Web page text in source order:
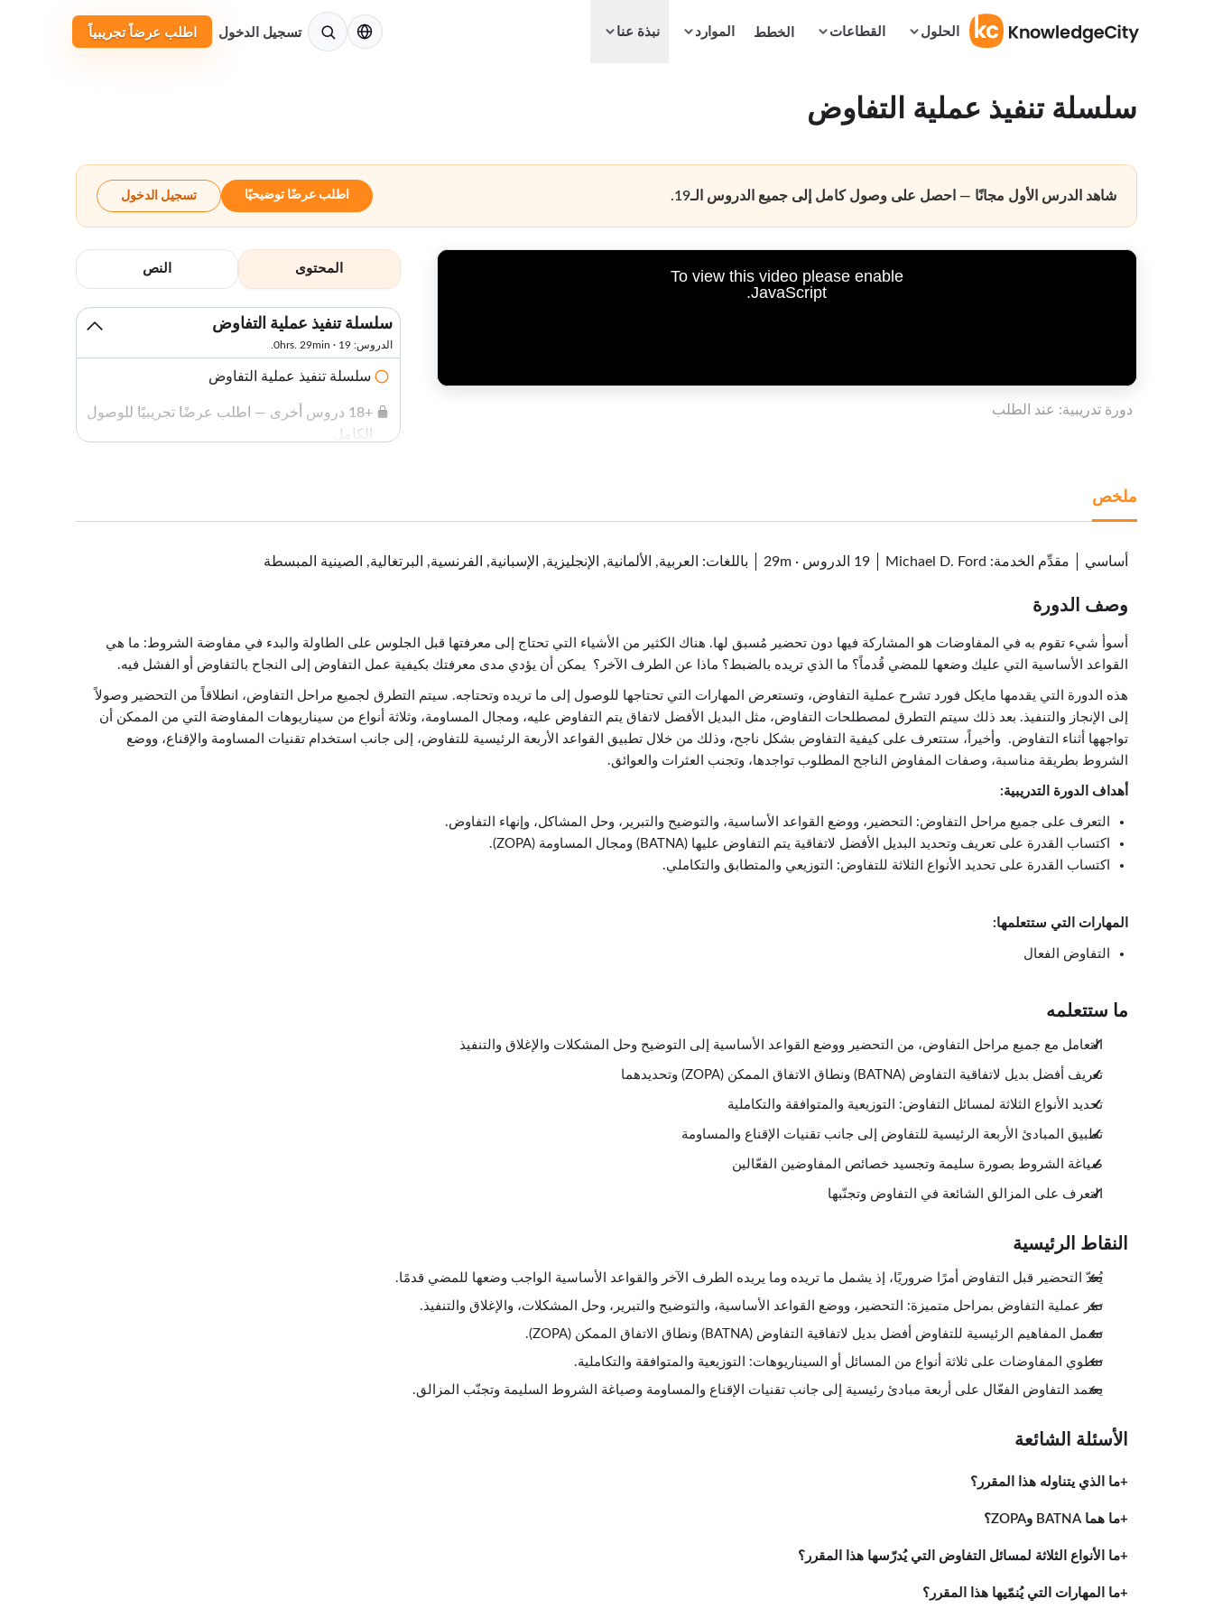
الحلول القطاعات الخطط الموارد نبذة عنا
الإنجليزية
تسجيل الدخول اطلب عرضاً تجريبياً
سلسلة تنفيذ عملية التفاوض
شاهد الدرس الأول مجانًا — احصل على وصول كامل إلى جميع الدروس الـ19. اطلب عرضًا توضيحيًا تسجيل الدخول
To view this video please enable
JavaScript.
دورة تدريبية: عند الطلب
المحتوى النص
سلسلة تنفيذ عملية التفاوض
الدروس: 19 · 0hrs. 29min.
سلسلة تنفيذ عملية التفاوض
+18 دروس أخرى — اطلب عرضًا تجريبيًا للوصول
الكامل
ملخص
أساسي مقدِّم الخدمة:
Michael D. Ford 19 الدروس ·
29m باللغات: العربية, الألمانية, الإنجليزية, الإسبانية, الفرنسية, البرتغالية, الصينية المبسطة
وصف الدورة
أسوأ شيء تقوم به في المفاوضات هو المشاركة فيها دون تحضير مُسبق لها. هناك الكثير من الأشياء التي تحتاج إلى معرفتها قبل الجلوس على الطاولة والبدء في مفاوضة الشروط: ما هي
القواعد الأساسية التي عليك وضعها للمضي قُدماً؟ ما الذي تريده بالضبط؟ ماذا عن الطرف الآخر؟ يمكن أن يؤدي مدى معرفتك بكيفية عمل التفاوض إلى النجاح بالتفاوض أو الفشل فيه.
هذه الدورة التي يقدمها مايكل فورد تشرح عملية التفاوض، وتستعرض المهارات التي تحتاجها للوصول إلى ما تريده وتحتاجه. سيتم التطرق لجميع مراحل التفاوض، انطلاقاً من التحضير وصولاً
إلى الإنجاز والتنفيذ. بعد ذلك سيتم التطرق لمصطلحات التفاوض، مثل البديل الأفضل لاتفاق يتم التفاوض عليه، ومجال المساومة، وثلاثة أنواع من سيناريوهات المفاوضة التي من الممكن أن
تواجهها أثناء التفاوض. وأخيراً، ستتعرف على كيفية التفاوض بشكل ناجح، وذلك من خلال تطبيق القواعد الأربعة الرئيسية للتفاوض، إلى جانب استخدام تقنيات المساومة والإقناع، ووضع
الشروط بطريقة مناسبة، وصفات المفاوض الناجح المطلوب تواجدها، وتجنب العثرات والعوائق.
أهداف الدورة التدريبية:
التعرف على جميع مراحل التفاوض: التحضير، ووضع القواعد الأساسية، والتوضيح والتبرير، وحل المشاكل، وإنهاء التفاوض.
اكتساب القدرة على تعريف وتحديد البديل الأفضل لاتفاقية يتم التفاوض عليها (BATNA) ومجال المساومة (ZOPA).
اكتساب القدرة على تحديد الأنواع الثلاثة للتفاوض: التوزيعي والمتطابق والتكاملي.
المهارات التي ستتعلمها:
التفاوض الفعال
ما ستتعلمه
التعامل مع جميع مراحل التفاوض، من التحضير ووضع القواعد الأساسية إلى التوضيح وحل المشكلات والإغلاق والتنفيذ
تعريف أفضل بديل لاتفاقية التفاوض (BATNA) ونطاق الاتفاق الممكن (ZOPA) وتحديدهما
تحديد الأنواع الثلاثة لمسائل التفاوض: التوزيعية والمتوافقة والتكاملية
تطبيق المبادئ الأربعة الرئيسية للتفاوض إلى جانب تقنيات الإقناع والمساومة
صياغة الشروط بصورة سليمة وتجسيد خصائص المفاوضين الفعّالين
التعرف على المزالق الشائعة في التفاوض وتجنّبها
النقاط الرئيسية
يُعدّ التحضير قبل التفاوض أمرًا ضروريًا، إذ يشمل ما تريده وما يريده الطرف الآخر والقواعد الأساسية الواجب وضعها للمضي قدمًا.
تمر عملية التفاوض بمراحل متميزة: التحضير، ووضع القواعد الأساسية، والتوضيح والتبرير، وحل المشكلات، والإغلاق والتنفيذ.
تشمل المفاهيم الرئيسية للتفاوض أفضل بديل لاتفاقية التفاوض (BATNA) ونطاق الاتفاق الممكن (ZOPA).
تنطوي المفاوضات على ثلاثة أنواع من المسائل أو السيناريوهات: التوزيعية والمتوافقة والتكاملية.
يعتمد التفاوض الفعّال على أربعة مبادئ رئيسية إلى جانب تقنيات الإقناع والمساومة وصياغة الشروط السليمة وتجنّب المزالق.
الأسئلة الشائعة
ما الذي يتناوله هذا المقرر؟
ما هما BATNA وZOPA؟
ما الأنواع الثلاثة لمسائل التفاوض التي يُدرّسها هذا المقرر؟
ما المهارات التي يُنمّيها هذا المقرر؟